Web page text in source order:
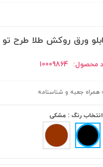
ورق روکش طلا طرح تو
محصول: 10009864
همراه جعبه و شناسنامه
انتخاب رنگ :مشکی